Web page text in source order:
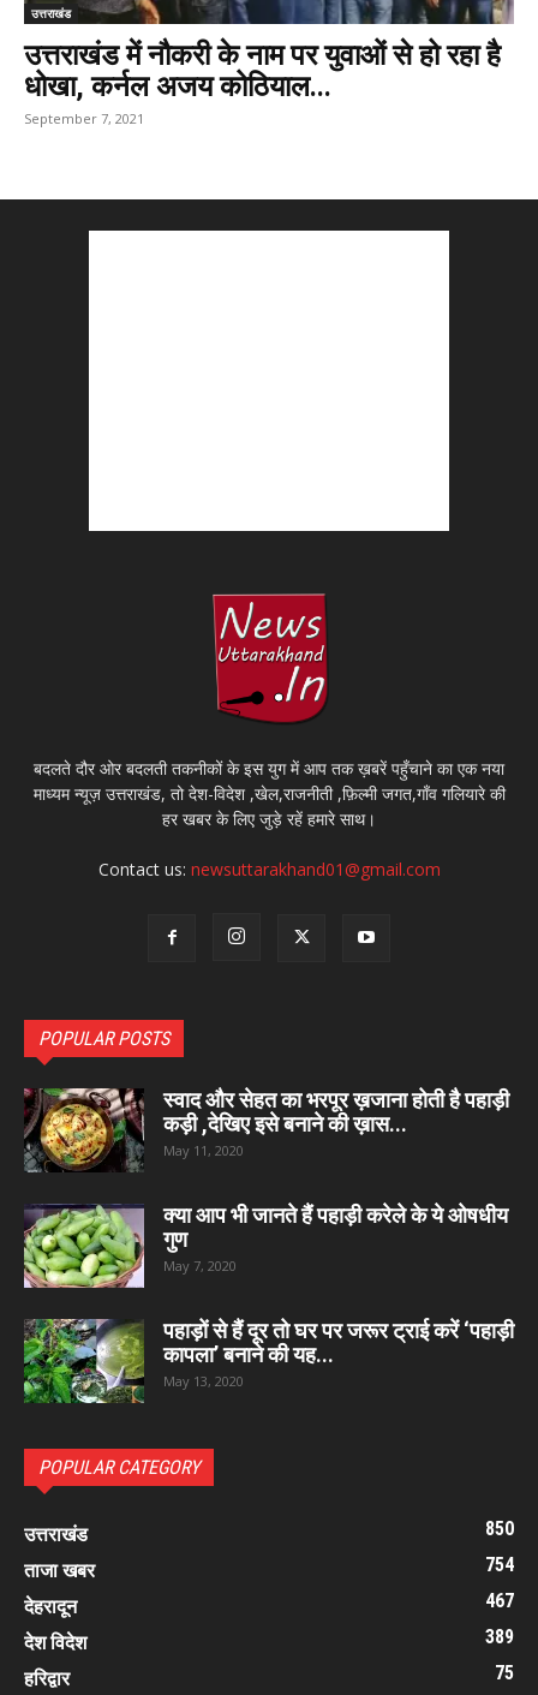
उत्तराखंड
उत्तराखंड में नौकरी के नाम पर युवाओं से हो रहा है
धोखा, कर्नल अजय कोठियाल...
September 7, 2021
बदलते दौर ओर बदलती तकनीकों के इस युग में आप तक ख़बरें पहुँचाने का एक नया
माध्यम न्यूज़ उत्तराखंड, तो देश-विदेश ,खेल,राजनीती ,फ़िल्मी जगत,गाँव गलियारे की
हर खबर के लिए जुड़े रहें हमारे साथ।
Contact us: newsuttarakhand01@gmail.com
POPULAR POSTS
स्वाद और सेहत का भरपूर ख़जाना होती है पहाड़ी
कड़ी ,देखिए इसे बनाने की ख़ास...
May 11, 2020
क्या आप भी जानते हैं पहाड़ी करेले के ये ओषधीय
गुण
May 7, 2020
पहाड़ों से हैं दूर तो घर पर जरूर ट्राई करें ‘पहाड़ी
कापला’ बनाने की यह...
May 13, 2020
POPULAR CATEGORY
उत्तराखंड
850
ताजा खबर
754
देहरादून
467
देश विदेश
389
हरिद्वार
75